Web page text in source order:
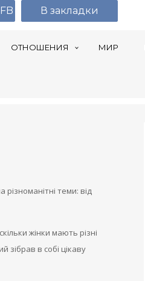
ОТНОШЕНИЯ МИР
теми: від
жінки мають різні
зібрав в собі цікаву
В закладки